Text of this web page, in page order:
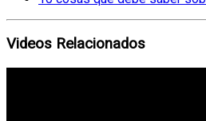
Videos Relacionados